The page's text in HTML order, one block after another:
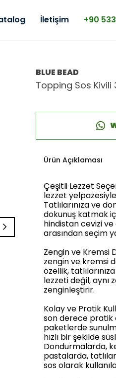
İletişim +90
BLUE BEAD
Topping Sos Kivili
Ürün Açıklaması
Çeşitli Lezzet
lezzet
Tatlılarınıza ve
dokunuş katmak
hindistan cevizi
arasından seçim
Zengin ve Kremsi
zengin ve kremsi
özellik,
lezzeti değil, aynı
zenginleştirir.
Kolay ve Pratik
son derece pratik
paketlerde
hızlı bir şekilde
Dondurmalarda,
pastalarda,
sos olarak